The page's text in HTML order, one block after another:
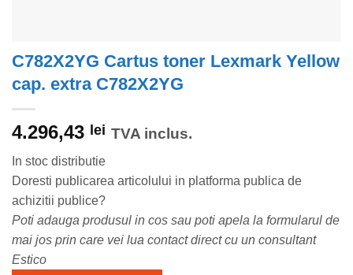
C782X2YG Cartus toner Lexmark Yellow
cap. extra C782X2YG
4.296,43 lei TVA inclus.
In stoc distributie
Doresti publicarea articolului in platforma publica de
achizitii publice?
Poti adauga produsul in cos sau poti apela la formularul de
mai jos prin care vei lua contact direct cu un consultant
Estico